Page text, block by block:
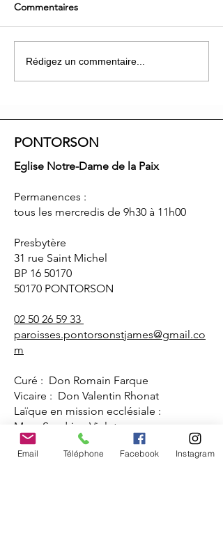
Programme du Carême
2025
Commentaires
Rédigez un commentaire...
PONTORSON
Eglise Notre-Dame de la Paix
Permanences :
tous les mercredis de 9h30 à 11h00
Presbytère
31 rue Saint Michel
BP 16 50170
50170 PONTORSON
02 50 26 59 33
paroisses.pontorsonstjames@gmail.co
m
Curé : Don Romain Farque
Vicaire : Don Valentin Rhonat
Laïque en mission ecclésiale :
Mme Sandrine Vielet
Email Téléphone Facebook Instagram